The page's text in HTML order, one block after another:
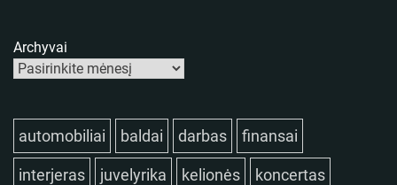
Archyvai
automobiliai baldai darbas finansai
interjeras juvelyrika kelionės koncertas